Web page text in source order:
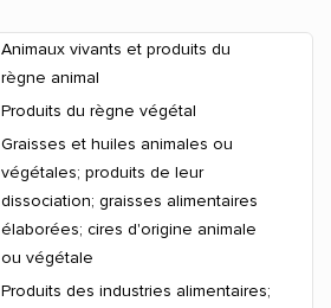
Animaux vivants et produits du
règne animal
Produits du règne végétal
Graisses et huiles animales ou
végétales; produits de leur
dissociation; graisses alimentaires
élaborées; cires d'origine animale
ou végétale
Produits des industries alimentaires;